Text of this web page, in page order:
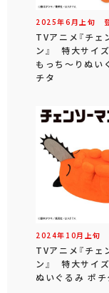
2025年6 月 上旬
TVアニメ『チェ
ン』 特大サイ
もっち～りぬ
チタ
2024年 10月 上旬
TVアニメ『チェ
ン』 特大サイ
ぬいぐるみ ポチ